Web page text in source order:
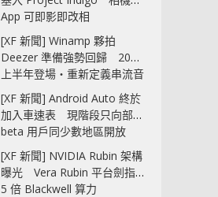
App 可即影即改相
[XF 新聞] Winamp 夥拍
Deezer 準備強勢回歸 2027
上半年登場‧重新定義串流音
樂播放器
[XF 新聞] Android Auto 終於
加入車速表 現階段只向部分
beta 用戶同少數地區開放
[XF 新聞] NVIDIA Rubin 架構
曝光 Vera Rubin 平台劍指
5 倍 Blackwell 算力